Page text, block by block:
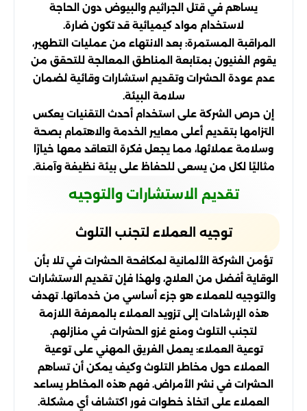
يساهم في قتل الجراثيم والبيوض دون الحاجة
لاستخدام مواد كيميائية قد تكون ضارة.
المراقبة المستمرة: بعد الانتهاء من عمليات التطهير،
يقوم الفنيون بمتابعة المناطق المعالجة للتحقق من
عدم عودة الحشرات وتقديم استشارات وقائية لضمان
سلامة البيئة.
إن حرص الشركة على استخدام أحدث التقنيات يعكس
التزامها بتقديم أعلى معايير الخدمة والاهتمام بصحة
وسلامة عملائها، مما يجعل فكرة التعاقد معها خيارًا
مثاليًا لكل من يسعى للحفاظ على بيئة نظيفة وآمنة.
تقديم الاستشارات والتوجيه
توجيه العملاء لتجنب التلوث
تؤمن الشركة الألمانية لمكافحة الحشرات في تلا بأن
الوقاية أفضل من العلاج، ولهذا فإن تقديم الاستشارات
والتوجيه للعملاء هو جزء أساسي من خدماتها. تهدف
هذه الإرشادات إلى تزويد العملاء بالمعرفة اللازمة
لتجنب التلوث ومنع غزو الحشرات في منازلهم.
توعية العملاء: يعمل الفريق المهني على توعية
العملاء حول مخاطر التلوث وكيف يمكن أن تساهم
الحشرات في نشر الأمراض. فهم هذه المخاطر يساعد
العملاء على اتخاذ خطوات فور اكتشاف أي مشكلة.